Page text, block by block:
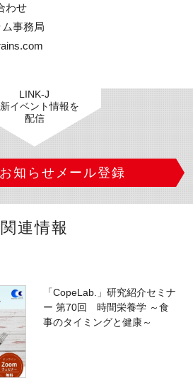
わせ
事務局
LINK-J
イベント情報を
配信
知らせメール登録
関連情報
「CopeLab.」研究紹介セミナ
ー 第70回 時間栄養学 ～食
事のタイミングと健康～